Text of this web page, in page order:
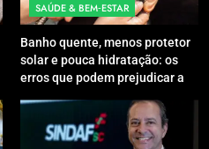
SAÚDE & BEM‑ESTAR
Banho quente, menos protetor
solar e pouca hidratação: os
erros que podem prejudicar a